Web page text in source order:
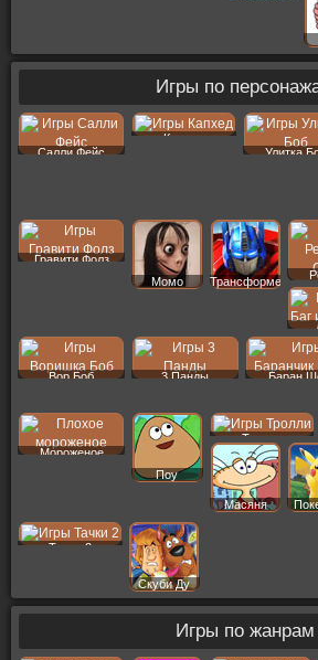
Игры по
Салли Фейс
Капхед
Улитка
Гравити Фолз
Момо
Трансформеры
Вор Боб 3 Панды
Баран
Мороженое
Поу
Тролли
Масяня
Тачки 2
Скуби Ду
Игры по жанрам